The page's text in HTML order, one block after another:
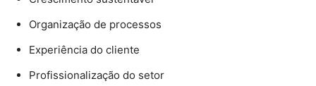
Organização de processos
Experiência do cliente
Profissionalização do setor